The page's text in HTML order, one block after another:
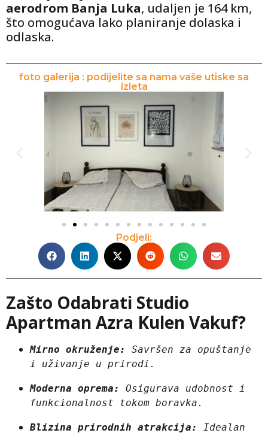
aerodrom Banja Luka, udaljen je 164 km,
što omogućava lako planiranje dolaska i
odlaska.
foto galerija : podijelite sa nama vaše utiske sa
izleta
Podjeli:
Zašto Odabrati Studio
Apartman Azra Kulen Vakuf?
Mirno okruženje:
Savršen za opuštanje
i uživanje u prirodi.
Moderna oprema:
Osigurava udobnost i
funkcionalnost tokom boravka.
Blizina prirodnih atrakcija:
Idealan